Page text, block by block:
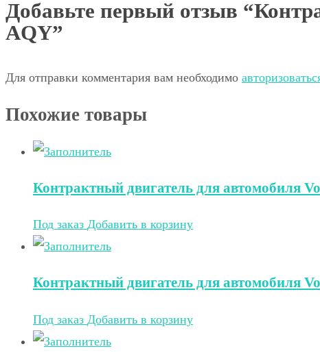
Добавьте первый отзыв
AQY”
Для отправки комментария вам необходимо
Похожие товары
Контрактный двигатель для автомобиля
Под заказ Добавить в корзину
Контрактный двигатель для автомобиля
Под заказ Добавить в корзину